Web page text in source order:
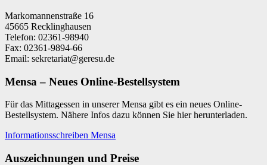
Markomannenstraße 16
45665 Recklinghausen
Telefon: 02361-98940
Fax: 02361-9894-66
Email: sekretariat@geresu.de
Mensa – Neues Online-Bestellsystem
Für das Mittagessen in unserer Mensa gibt es ein neues Online-
Bestellsystem. Nähere Infos dazu können Sie hier herunterladen.
Informationsschreiben Mensa
Auszeichnungen und Preise